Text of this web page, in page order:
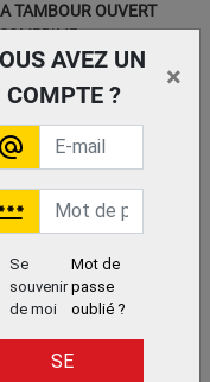
TAMBOUR OUVERT
le chez votre adhérent
AUTOMATIQUE DE
COMPRIME
AVEZ UN
COMPTE ?
×
alternate_email
Se
souvenir
de moi
Mot de
passe
oublié ?
SE